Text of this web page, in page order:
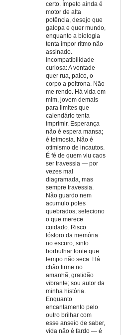
certo. Ímpeto ainda é
motor de alta
potência, desejo que
galopa e quer mundo,
enquanto a biologia
tenta impor ritmo não
assinado.
Incompatibilidade
curiosa: A vontade
quer rua, palco, o
corpo a poltrona. Não
me rendo. Há vida em
mim, jovem demais
para limites que
calendário tenta
imprimir. Esperança
não é espera mansa;
é teimosia. Não é
otimismo de incautos.
É fé de quem viu caos
ser travessia — por
vezes mal
diagramada, mas
sempre travessia.
Não guardo nem
acumulo potes
quebrados; seleciono
o que merece
cuidado. Risco
fósforo da memória
no escuro, sinto
borbulhar fonte que
tempo não seca. Há
chão firme no
amanhã, gratidão
vibrante; sou autor da
minha história.
Enquanto
encantamento pelo
outro brilhar com
esse anseio de saber,
vida não é fardo — é